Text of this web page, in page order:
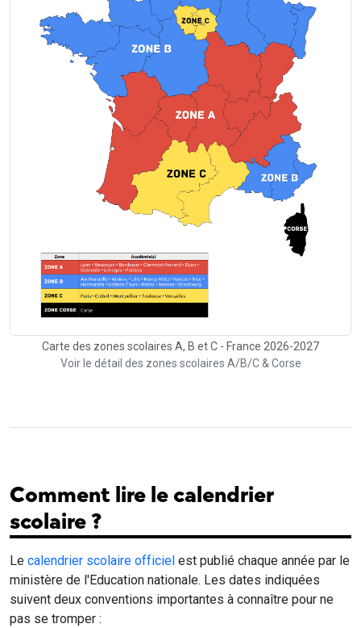
Carte des zones scolaires A, B et C - France 2026-2027
Voir le détail des zones scolaires A/B/C & Corse
Comment lire le calendrier
scolaire ?
Le calendrier scolaire officiel est publié chaque année par le
ministère de l'Education nationale. Les dates indiquées
suivent deux conventions importantes à connaître pour ne
pas se tromper :